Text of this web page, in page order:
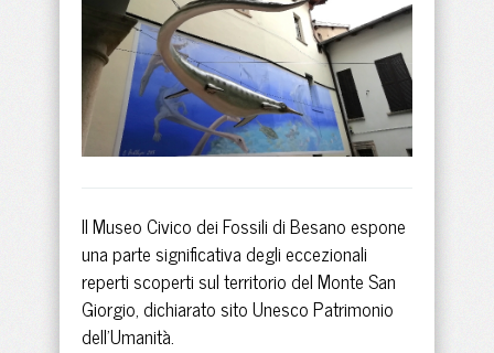
Il Museo Civico dei Fossili di Besano espone
una parte significativa degli eccezionali
reperti scoperti sul territorio del Monte San
Giorgio, dichiarato sito Unesco Patrimonio
dell'Umanità.